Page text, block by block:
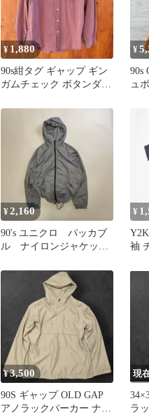
¥ 1,880
90s紺タグ ギャップ ギン
ガムチェック ボタンダウ
¥
90s
ュ
¥2,160
90's ユニクロ パッカブ
ル ナイロンジャケッ
ード
¥
袖
¥3,500
90S ギャップ OLD GAP
アノラックパーカー ナイ
現
ラ